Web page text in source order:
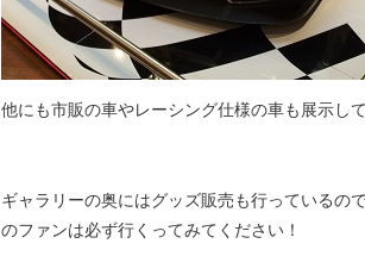
他にも市販の車やレーシング仕様の車も展示して
ギャラリーの奥にはグッズ販売も行っているの
のファンは必ず行くってみてください！